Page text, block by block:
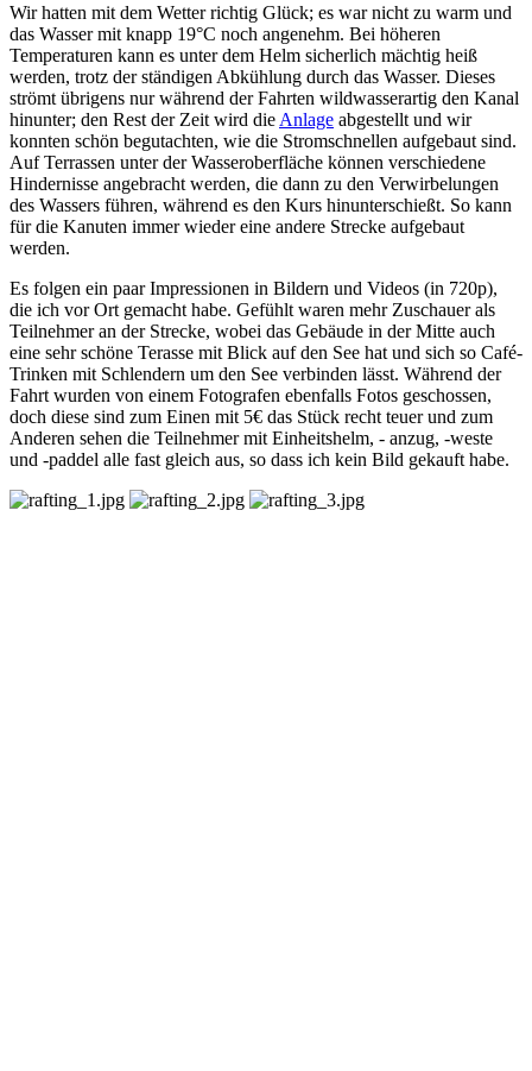
Wir hatten mit dem Wetter richtig Glück; es war nicht zu warm und
das Wasser mit knapp 19°C noch angenehm. Bei höheren
Temperaturen kann es unter dem Helm sicherlich mächtig heiß
werden, trotz der ständigen Abkühlung durch das Wasser. Dieses
strömt übrigens nur während der Fahrten wildwasserartig den Kanal
hinunter; den Rest der Zeit wird die Anlage abgestellt und wir
konnten schön begutachten, wie die Stromschnellen aufgebaut sind.
Auf Terrassen unter der Wasseroberfläche können verschiedene
Hindernisse angebracht werden, die dann zu den Verwirbelungen
des Wassers führen, während es den Kurs hinunterschießt. So kann
für die Kanuten immer wieder eine andere Strecke aufgebaut
werden.
Es folgen ein paar Impressionen in Bildern und Videos (in 720p),
die ich vor Ort gemacht habe. Gefühlt waren mehr Zuschauer als
Teilnehmer an der Strecke, wobei das Gebäude in der Mitte auch
eine sehr schöne Terasse mit Blick auf den See hat und sich so Café-
Trinken mit Schlendern um den See verbinden lässt. Während der
Fahrt wurden von einem Fotografen ebenfalls Fotos geschossen,
doch diese sind zum Einen mit 5€ das Stück recht teuer und zum
Anderen sehen die Teilnehmer mit Einheitshelm, - anzug, -weste
und -paddel alle fast gleich aus, so dass ich kein Bild gekauft habe.